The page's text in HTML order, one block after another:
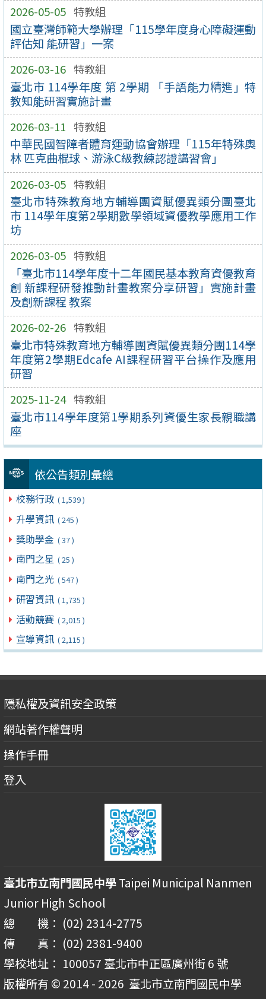
2026-05-05 特教組
國立臺灣師範大學辦理「115學年度身心障礙運動
評估知 能研習」一案
2026-03-16 特教組
臺北市 114學年度 第 2學期 「手語能力精進」特
教知能研習實施計畫
2026-03-11 特教組
中華民國智障者體育運動協會辦理「115年特殊奧
林 匹克曲棍球、游泳C級教練認證講習會」
2026-03-05 特教組
臺北市特殊教育地方輔導團資賦優異類分團臺北
市 114學年度第2學期數學領域資優教學應用工作
坊
2026-03-05 特教組
「臺北市114學年度十二年國民基本教育資優教育
創 新課程研發推動計畫教案分享研習」實施計畫
及創新課程 教案
2026-02-26 特教組
臺北市特殊教育地方輔導團資賦優異類分團114學
年度第2學期Edcafe AI課程研習平台操作及應用
研習
2025-11-24 特教組
臺北市114學年度第1學期系列資優生家長親職講
座
依公告類別彙總
校務行政 ( 1,539 )
升學資訊 ( 245 )
獎助學金 ( 37 )
南門之星 ( 25 )
南門之光 ( 547 )
研習資訊 ( 1,735 )
活動競賽 ( 2,015 )
宣導資訊 ( 2,115 )
隱私權及資訊安全政策
網站著作權聲明
操作手冊
登入
臺北市立南門國民中學Taipei Municipal Nanmen
Junior High School
總 機： (02) 2314-2775
傳 真： (02) 2381-9400
學校地址： 100057 臺北市中正區廣州街 6 號
版權所有 © 2014 - 2026 臺北市立南門國民中學